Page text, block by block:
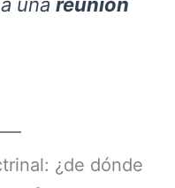
una reunión
¿de dónde